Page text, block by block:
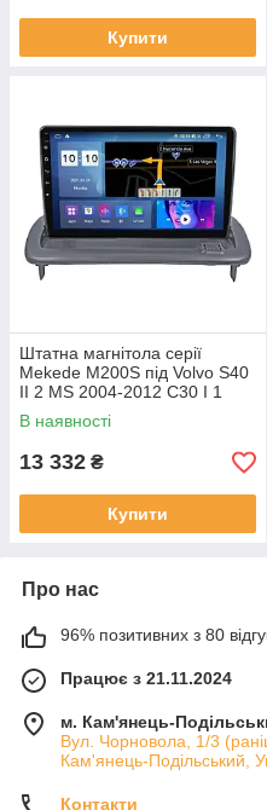
Купити
Штатна магнітола серії
Mekede M200S під Volvo S40
II 2 MS 2004-2012 C30 I 1
2006-2013 C70 II 2 2005-2013
(W2)
В наявності
13 332 ₴
Купити
Про нас
96% позитивних з 80
Працює з 21.11.2024
м. Кам'янець-
Вул. Чорновола, 1/3
Кам'янець-Подільський,
Контакти